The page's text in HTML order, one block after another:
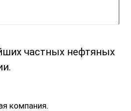
частных нефтяных
компания.